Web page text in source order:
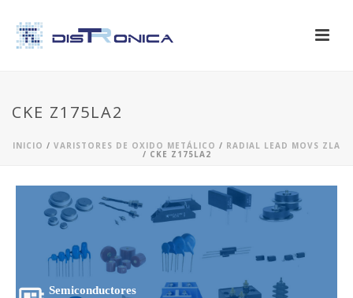
CKE Z175LA2
INICIO / VARISTORES DE OXIDO METÁLICO / RADIAL LEAD MOVS ZLA
/ CKE Z175LA2
Semiconductores